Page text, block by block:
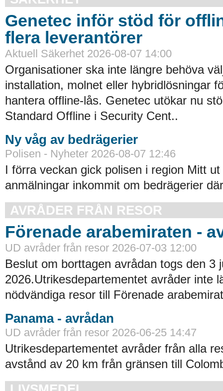
Genetec inför stöd för
flera leverantörer
Aktuell Säkerhet 2026-08-07 14:00
Organisationer ska inte längre behöva
installation, molnet eller hybridlösningar
hantera offline-lås. Genetec utökar nu
Standard Offline i Security Cent..
Ny våg av bedrägerier
Polisen - Nyheter 2026-08-07 12:46
I förra veckan gick polisen i region Mitt
anmälningar inkommit om bedrägerier
AVRÅDER FRÅN RESOR
Förenade arabemiraten -
UD avråder från resor 2026-07-03 12:00
Beslut om borttagen avrådan togs den 3
2026.Utrikesdepartementet avråder inte
nödvändiga resor till Förenade
Panama - avrådan
UD avråder från resor 2026-06-25 14:47
Utrikesdepartementet avråder från alla
avstånd av 20 km från gränsen till